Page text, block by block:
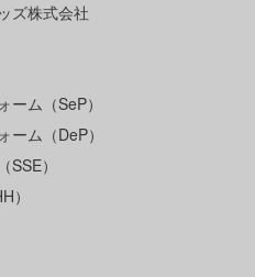
ズ株式会社
ーム（SeP）
ム（DeP）
）
）